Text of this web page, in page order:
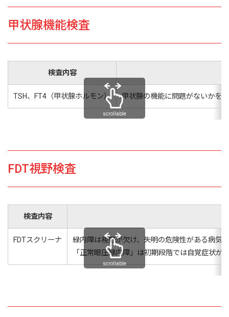
甲状腺機能検査
検査内容
TSH、FT4（甲状腺ホルモン） 甲状腺の機能に問題がないかを
scrollable
FDT視野検査
検査内容
FDTスクリーナ
緑内障は視野が欠け、失明の危険性がある病気
「正常眼圧緑内障」は初期段階では自覚症状
scrollable